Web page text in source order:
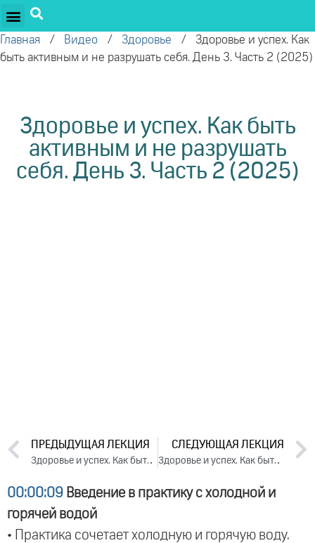
Главная / Видео / Здоровье / Здоровье и успех. Как
быть активным и не разрушать себя. День 3. Часть 2 (2025)
Здоровье и успех. Как быть
активным и не разрушать
себя. День 3. Часть 2 (2025)
ПРЕДЫДУЩАЯ ЛЕКЦИЯ
Здоровье и успех. Как быть активным и не разрушать себя. День 3. Часть 1 (2025)
СЛЕДУЮЩАЯ ЛЕКЦИЯ
Здоровье и успех. Как быть активным и не разрушать себя. День 1. Часть 1 (2025)
00:00:09 Введение в практику с холодной и
горячей водой
• Практика сочетает холодную и горячую воду.